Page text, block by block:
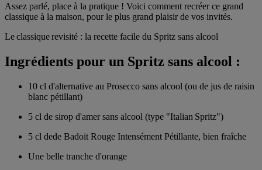
Assez parlé, place à la pratique ! Voici comment recréer ce grand
classique à la maison, pour le plus grand plaisir de vos invités.
Le classique revisité : la recette facile du Spritz sans alcool
Ingrédients pour un Spritz sans alcool :
10 cl d'alternative au Prosecco sans alcool (ou de jus de raisin
blanc pétillant)
5 cl de sirop d'amer sans alcool (type "Italian Spritz")
5 cl dede Badoit Rouge Intensément Pétillante, bien fraîche
Une belle tranche d'orange